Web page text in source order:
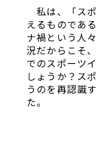
私は、「ス
えるものであ
ナ禍という人
況だからこそ
でのスポーツ
しょうか？ス
うのを再認識
た。